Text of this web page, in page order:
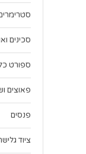
סכינים
ספורט
פאוצים
פנסים
ציוד